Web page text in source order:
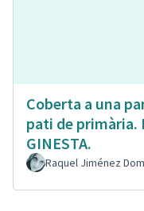
Coberta a una
pati de primària.
GINESTA.
Raquel Jiménez